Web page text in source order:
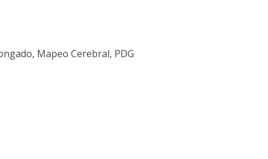
Mapeo Cerebral, PDG